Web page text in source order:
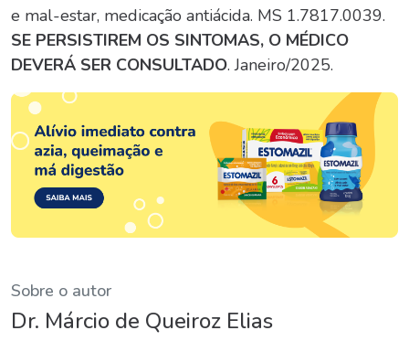
e mal-estar, medicação antiácida. MS 1.7817.0039.
SE PERSISTIREM OS SINTOMAS, O MÉDICO
DEVERÁ SER CONSULTADO. Janeiro/2025.
Sobre o autor
Dr. Márcio de Queiroz Elias